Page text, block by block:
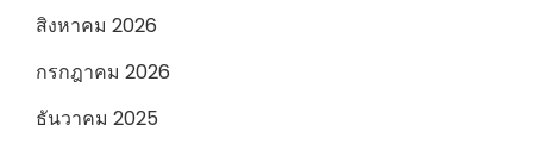
สิงหาคม 2026
กรกฎาคม 2026
ธันวาคม 2025